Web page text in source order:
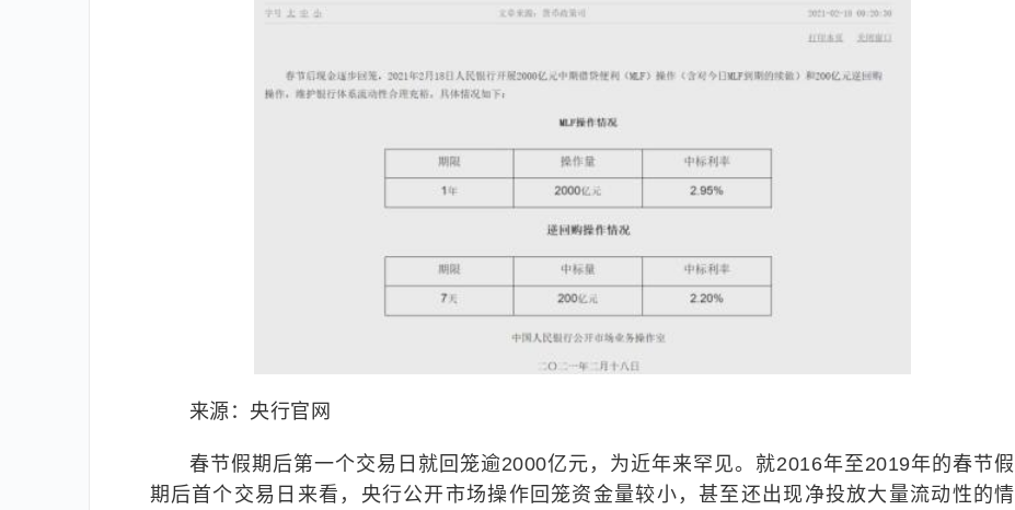
来源：央行官网
春节假期后第一个交易日就回笼逾2000亿元，为近年来罕见。就2016年至2019年的春节假
期后首个交易日来看，央行公开市场操作回笼资金量较小，甚至还出现净投放大量流动性的情